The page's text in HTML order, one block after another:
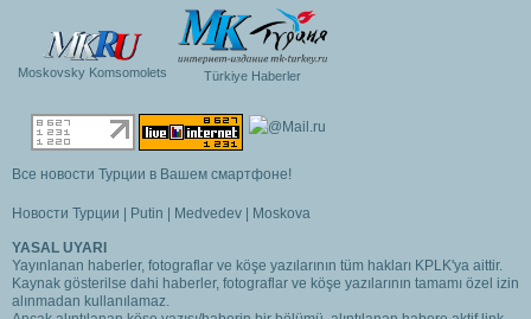
Moskovsky Komsomolets Türkiye Haberler
Все новости Турции в Вашем смартфоне!
Новости Турции | Putin | Medvedev | Moskova
YASAL UYARI
Yayınlanan haberler, fotograflar ve köşe yazılarının tüm hakları KPLK'ya aittir.
Kaynak gösterilse dahi haberler, fotograflar ve köşe yazılarının tamamı özel izin
alınmadan kullanılamaz.